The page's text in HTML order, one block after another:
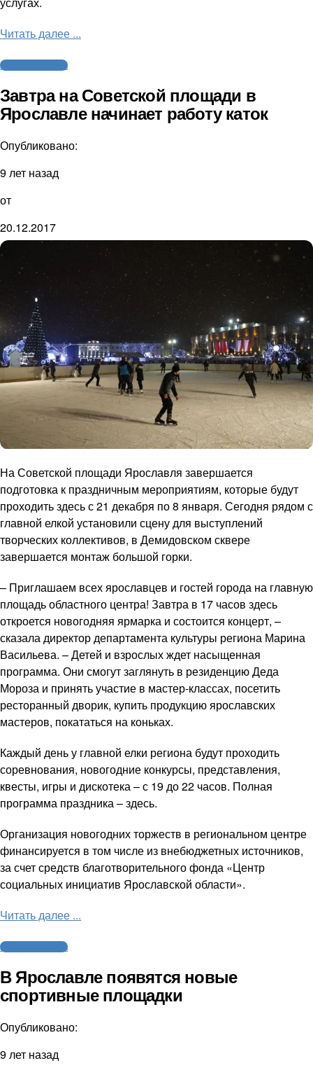
Читать далее ...
Агентство спорта
Завтра на Советской площади в
Ярославле начинает работу каток
Опубликовано:
9 лет назад
от
20.12.2017
На Советской площади Ярославля завершается
подготовка к праздничным мероприятиям, которые будут
проходить здесь с 21 декабря по 8 января. Сегодня рядом с
главной елкой установили сцену для выступлений
творческих коллективов, в Демидовском сквере
завершается монтаж большой горки.
– Приглашаем всех ярославцев и гостей города на главную
площадь областного центра! Завтра в 17 часов здесь
откроется новогодняя ярмарка и состоится концерт, –
сказала директор департамента культуры региона Марина
Васильева. – Детей и взрослых ждет насыщенная
программа. Они смогут заглянуть в резиденцию Деда
Мороза и принять участие в мастер-классах, посетить
ресторанный дворик, купить продукцию ярославских
мастеров, покататься на коньках.
Каждый день у главной елки региона будут проходить
соревнования, новогодние конкурсы, представления,
квесты, игры и дискотека – с 19 до 22 часов. Полная
программа праздника – здесь.
Организация новогодних торжеств в региональном центре
финансируется в том числе из внебюджетных источников,
за счет средств благотворительного фонда «Центр
социальных инициатив Ярославской области».
Читать далее ...
Агентство спорта
В Ярославле появятся новые
спортивные площадки
Опубликовано:
9 лет назад